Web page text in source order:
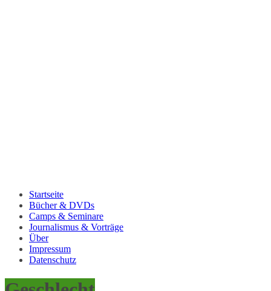
Startseite
Bücher & DVDs
Camps & Seminare
Journalismus & Vorträge
Über
Impressum
Datenschutz